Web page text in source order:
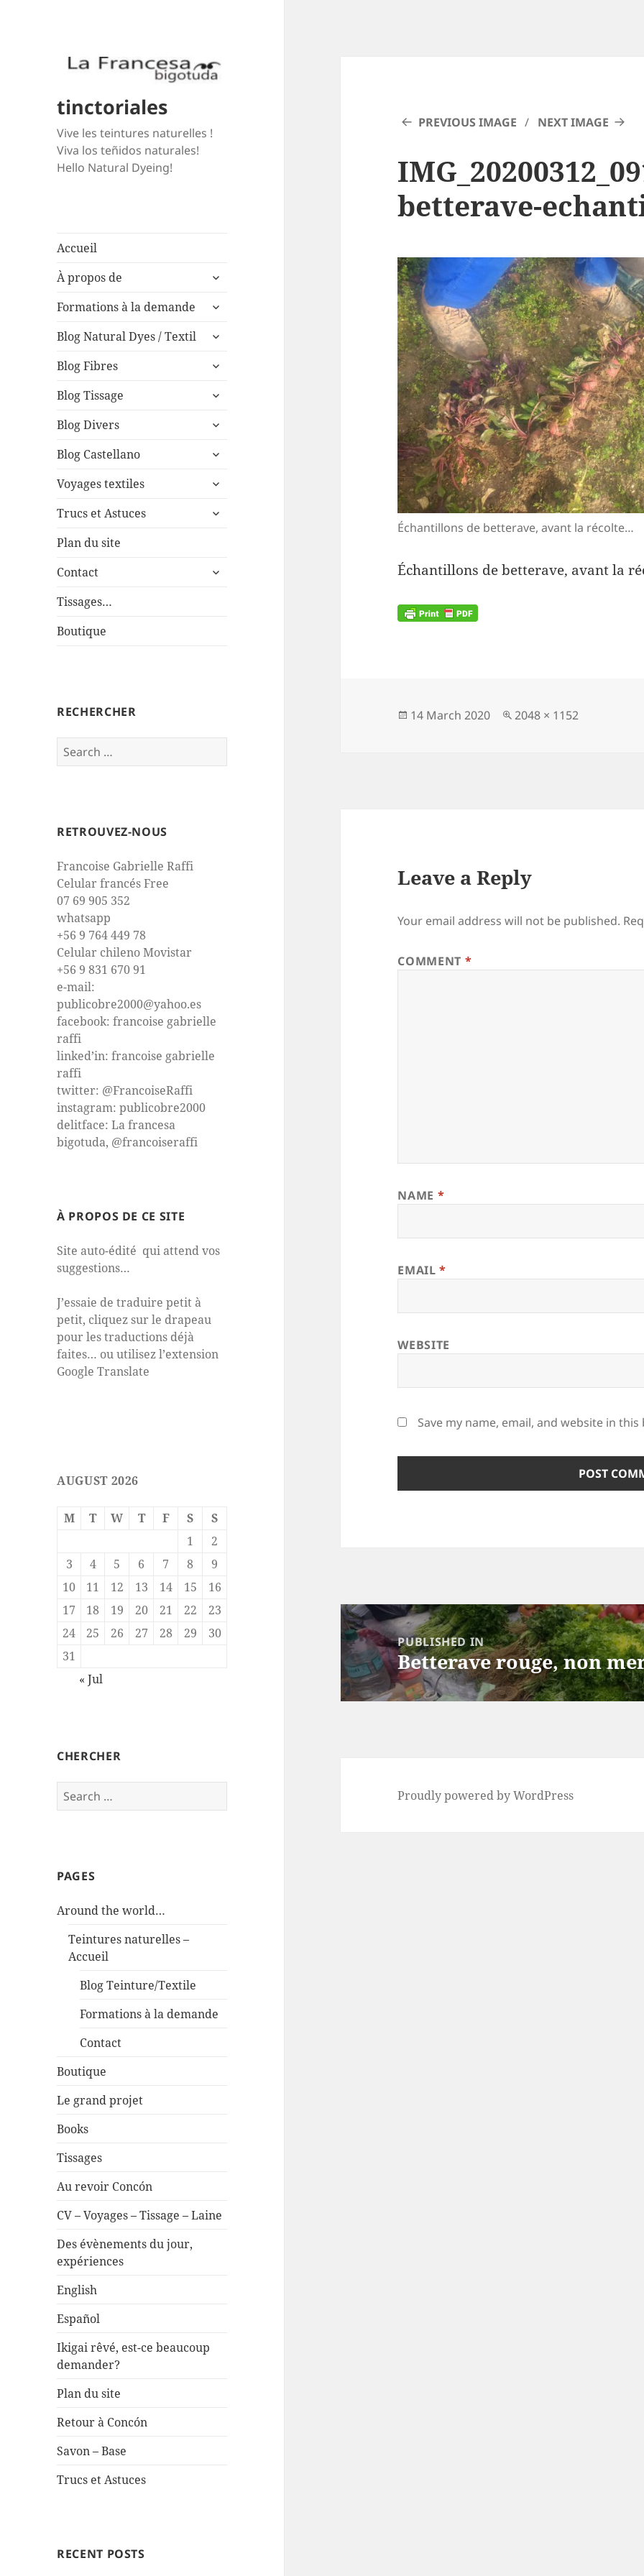
tinctoriales
Vive les teintures naturelles !
Viva los teñidos naturales!
Hello Natural Dyeing!
Accueil
À propos de
expand
menu
Formations à la demande
expand
menu
Blog Natural Dyes / Textil
expand
menu
Blog Fibres
expand
menu
Blog Tissage
expand
menu
Blog Divers
expand
menu
Blog Castellano
expand
menu
Voyages textiles
expand
menu
Trucs et Astuces
expand
Plan du site
Contact
expand
Tissages…
Boutique
RECHERCHER
Search
for:
RETROUVEZ-NOUS
Francoise Gabrielle Raffi
Celular francés Free
07 69 905 352
whatsapp
+56 9 764 449 78
Celular chileno Movistar
+56 9 831 670 91
e-mail:
publicobre2000@yahoo.es
facebook: francoise gabrielle
raffi
linked’in: francoise gabrielle
raffi
twitter: @FrancoiseRaffi
instagram: publicobre2000
delitface: La francesa
bigotuda, @francoiseraffi
À PROPOS DE CE SITE
Site auto-édité qui attend vos
suggestions…
J’essaie de traduire petit à
petit, cliquez sur le drapeau
pour les traductions déjà
faites… ou utilisez l’extension
Google Translate
AUGUST 2026
M T W T F S
S
1
2
3
4 5 6 7 8
9
10
11 12 13 14 15
16
17
18 19 20 21 22
23
24
25 26 27 28 29
30
31
« Jul
CHERCHER
Search
for:
PAGES
Around the world…
Teintures naturelles –
Accueil
Blog Teinture/Textile
Formations à la demande
Contact
Boutique
Le grand projet
Books
Tissages
Au revoir Concón
CV – Voyages – Tissage – Laine
Des évènements du jour,
expériences
English
Español
Ikigai rêvé, est-ce beaucoup
demander?
Plan du site
Retour à Concón
Savon – Base
Trucs et Astuces
RECENT POSTS
PREVIOUS IMAGE NEXT IMAGE
betterave-
Échantillons de betterave, avant la récolte…
Échantillons de betterave, avant la
Posted
14 March 2020
Full
2048 × 1152
Leave a Reply
Your email address will not be published.
COMMENT *
NAME *
EMAIL*
WEBSITE
Save my name, email, and website in
Post
navigationPUBLISHED IN
Betterave rouge, non
Proudly powered by WordPress